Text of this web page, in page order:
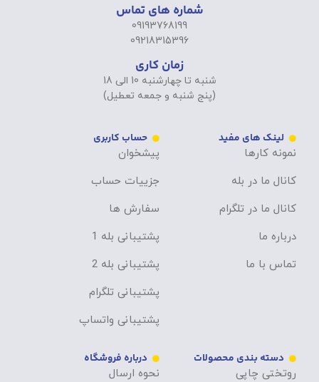
شماره های تماس
09193768199
09218315396
زمان کاری
شنبه تا چهارشنبه 10 الی 18
(پنج شنبه و جمعه تعطیل)
لینک های مفید
نمونه کارها
کانال ما در بله
کانال ما در تلگرام
درباره ما
تماس با ما
حساب کاربری
پیشخوان
جزییات حساب
سفارش ها
پشتیبانی بله 1
پشتیبانی بله 2
پشتیبانی تلگرام
پشتیبانی واتساپ
دسته بندی محصولات
روتختی چاپی
درباره فروشگاه
نحوه ارسال